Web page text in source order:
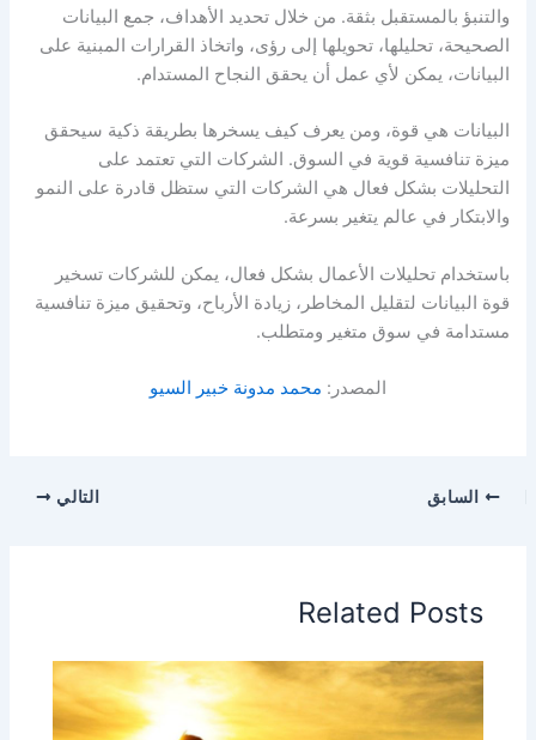
والتنبؤ بالمستقبل بثقة. من خلال تحديد الأهداف، جمع البيانات
الصحيحة، تحليلها، تحويلها إلى رؤى، واتخاذ القرارات المبنية على
البيانات، يمكن لأي عمل أن يحقق النجاح المستدام.
البيانات هي قوة، ومن يعرف كيف يسخرها بطريقة ذكية سيحقق
ميزة تنافسية قوية في السوق. الشركات التي تعتمد على
التحليلات بشكل فعال هي الشركات التي ستظل قادرة على النمو
والابتكار في عالم يتغير بسرعة.
باستخدام تحليلات الأعمال بشكل فعال، يمكن للشركات تسخير
قوة البيانات لتقليل المخاطر، زيادة الأرباح، وتحقيق ميزة تنافسية
مستدامة في سوق متغير ومتطلب.
المصدر: محمد مدونة خبير السيو
السابق التالي
Related Posts